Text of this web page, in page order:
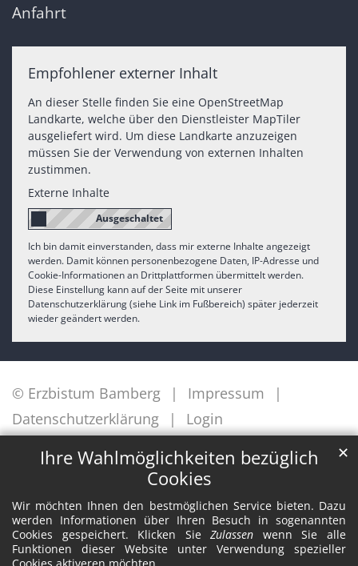
Ihre Wahlmöglichkeiten bezüglich
Cookies
Wir möchten Ihnen den bestmöglichen Service bieten. Dazu
werden Informationen über Ihren Besuch in sogenannten
Cookies gespeichert. Klicken SieZulassen wenn Sie alle
Funktionen dieser Website unter Verwendung spezieller
✕
Anfahrt
Empfohlener externer Inhalt
An dieser Stelle finden Sie eine OpenStreetMap
Landkarte, welche über den Dienstleister MapTiler
ausgeliefert wird. Um diese Landkarte anzuzeigen
müssen Sie der Verwendung von externen Inhalten
zustimmen.
Externe Inhalte
Ich bin damit einverstanden, dass mir externe Inhalte angezeigt
werden. Damit können personenbezogene Daten, IP-Adresse und
Cookie-Informationen an Drittplattformen übermittelt werden.
Diese Einstellung kann auf der Seite mit unserer
Datenschutzerklärung (siehe Link im Fußbereich) später jederzeit
wieder geändert werden.
© Erzbistum Bamberg
Impressum
Datenschutzerklärung
Login